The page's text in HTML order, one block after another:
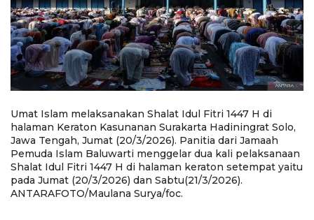
Umat Islam melaksanakan Shalat Idul Fitri 1447 H di
halaman Keraton Kasunanan Surakarta Hadiningrat Solo,
Jawa Tengah, Jumat (20/3/2026). Panitia dari Jamaah
Pemuda Islam Baluwarti menggelar dua kali pelaksanaan
Shalat Idul Fitri 1447 H di halaman keraton setempat yaitu
pada Jumat (20/3/2026) dan Sabtu(21/3/2026).
ANTARAFOTO/Maulana Surya/foc.